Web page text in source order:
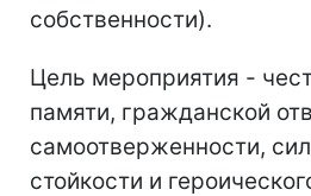
собственности).
Цель мероприятия -
памяти, гражданской
самоотверженности,
стойкости и